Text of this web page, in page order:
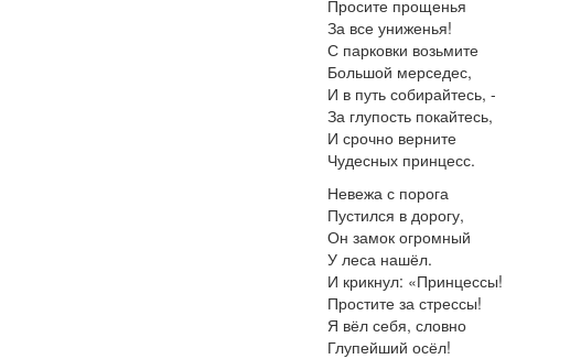
Просите прощенья
За все униженья!
С парковки возьмите
Большой мерседес,
И в путь собирайтесь, -
За глупость покайтесь,
И срочно верните
Чудесных принцесс.
Невежа с порога
Пустился в дорогу,
Он замок огромный
У леса нашёл.
И крикнул: «Принцессы!
Простите за стрессы!
Я вёл себя, словно
Глупейший осёл!